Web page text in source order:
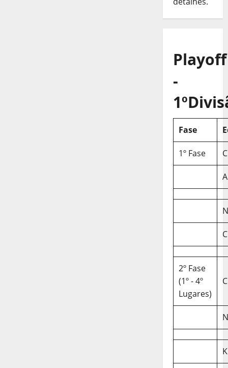
Playoff
-
Fase
1º Fase
2º Fase
(1º - 4º
Lugares)